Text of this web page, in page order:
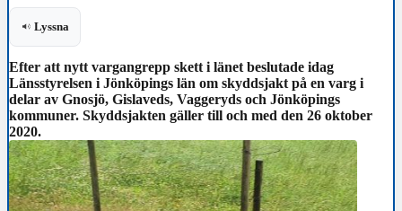
Lyssna
Efter att nytt vargangrepp skett i länet beslutade idag
Länsstyrelsen i Jönköpings län om skyddsjakt på en varg i
delar av Gnosjö, Gislaveds, Vaggeryds och Jönköpings
kommuner. Skyddsjakten gäller till och med den 26 oktober
2020.